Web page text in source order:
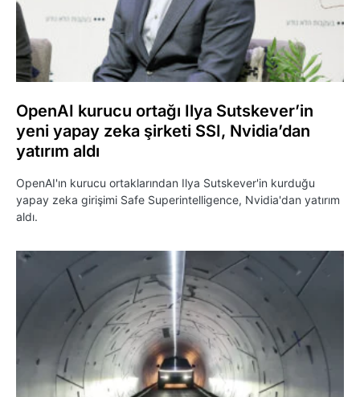
OpenAI kurucu ortağı Ilya Sutskever’in
yeni yapay zeka şirketi SSI, Nvidia’dan
yatırım aldı
OpenAI'ın kurucu ortaklarından Ilya Sutskever'in kurduğu
yapay zeka girişimi Safe Superintelligence, Nvidia'dan yatırım
aldı.